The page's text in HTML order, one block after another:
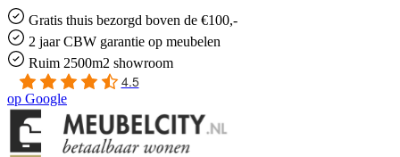
Gratis thuis bezorgd boven de €100,-
2 jaar CBW garantie op meubelen
Ruim 2500m2 showroom
4.5
op Google